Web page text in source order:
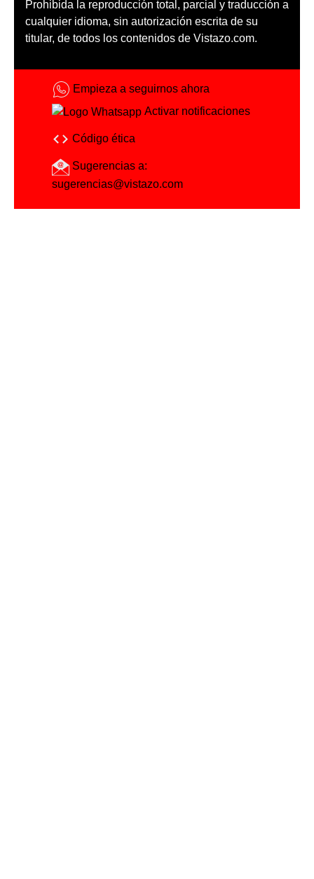
Prohibida la reproducción total, parcial y traducción a
cualquier idioma, sin autorización escrita de su
titular, de todos los contenidos de Vistazo.com.
Empieza a seguirnos ahora
Activar notificaciones
Código ética
Sugerencias a:
sugerencias@vistazo.com